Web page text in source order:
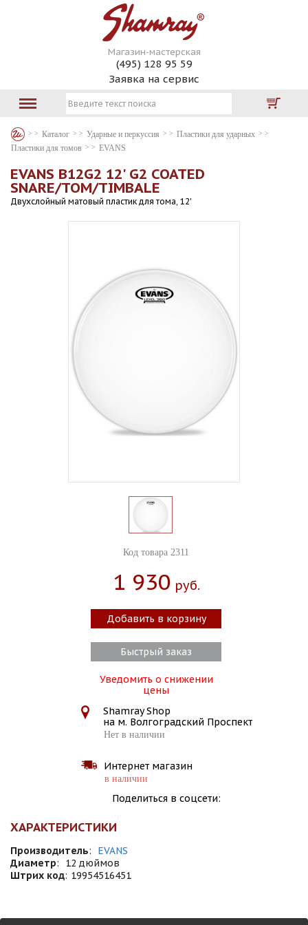
Магазин-мастерская
(495) 128 95 59
Заявка на сервис
Каталог Ударные и перкуссия
Пластики для ударных
Пластики для томов
EVANS
EVANS B12G2 12' G2 COATED
SNARE/TOM/TIMBALE
Двухслойный матовый пластик для тома, 12'
Код товара 2311
1 930 Руб.
Добавить в корзину
Быстрый заказ
Уведомить о снижении
цены
Shamray Shop
на м. Волгоградский Проспект
Нет в наличии
Интернет магазин
в наличии
Поделиться в соцсети:
ХАРАКТЕРИСТИКИ
Производитель:
EVANS
Диаметр:
12 дюймов
Штрих код: 19954516451